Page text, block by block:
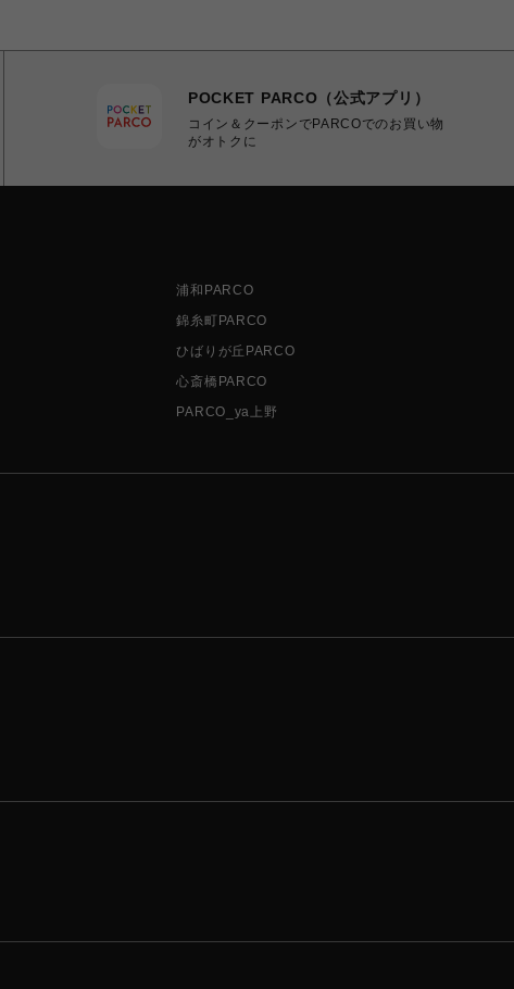
POCKET PARCO（公式アプリ）
コイン＆クーポンでPARCOでのお買い物
がオトクに
浦和PARCO
錦糸町PARCO
ひばりが丘PARCO
心斎橋PARCO
PARCO_ya上野